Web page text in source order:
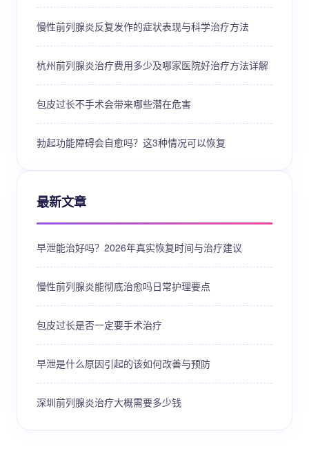
慢性前列腺炎反复发作的症状表现与科学治疗方法
杭州前列腺炎治疗费用多少及哪家医院好治疗方法详解
包皮过长不手术会带来哪些潜在危害
勃起功能障碍会自愈吗？这3种情况可以恢复
最新文章
早泄能治好吗？2026年真实恢复时间与治疗建议
慢性前列腺炎能彻底治愈吗日常护理要点
包皮过长是否一定要手术治疗
早泄是什么原因引起的该如何改善与预防
深圳前列腺炎治疗大概需要多少钱